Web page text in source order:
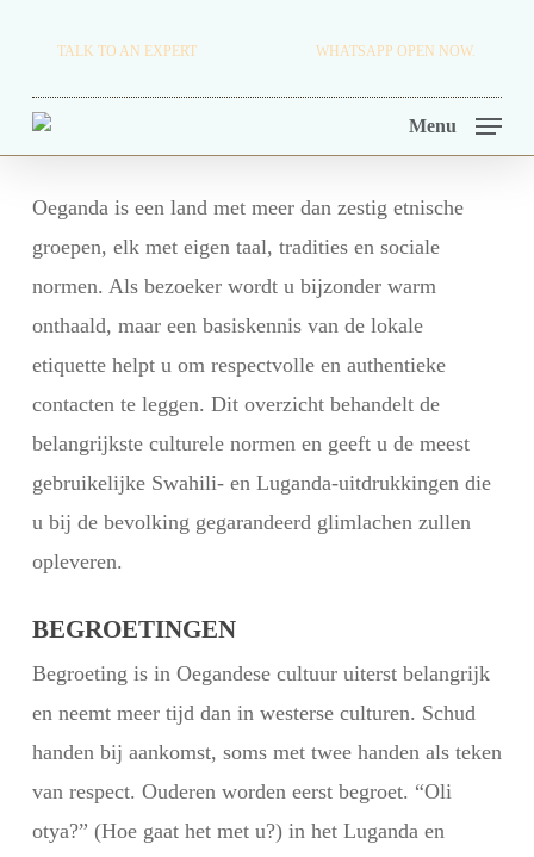
main
content
TALK TO AN EXPERT WHATSAPP OPEN NOW.
Menu
Oeganda is een land met meer dan zestig etnische
groepen, elk met eigen taal, tradities en sociale
normen. Als bezoeker wordt u bijzonder warm
onthaald, maar een basiskennis van de lokale
etiquette helpt u om respectvolle en authentieke
contacten te leggen. Dit overzicht behandelt de
belangrijkste culturele normen en geeft u de meest
gebruikelijke Swahili- en Luganda-uitdrukkingen die
u bij de bevolking gegarandeerd glimlachen zullen
opleveren.
BEGROETINGEN
Begroeting is in Oegandese cultuur uiterst belangrijk
en neemt meer tijd dan in westerse culturen. Schud
handen bij aankomst, soms met twee handen als teken
van respect. Ouderen worden eerst begroet. “Oli
otya?” (Hoe gaat het met u?) in het Luganda en